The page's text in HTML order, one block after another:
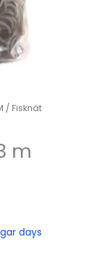
/ Fisknät
m
days